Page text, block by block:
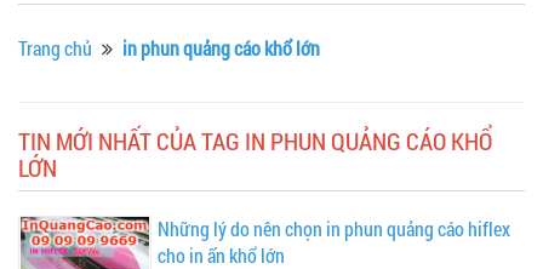
Trang chủ in phun quảng cáo khổ lớn
TIN MỚI NHẤT CỦA TAG IN PHUN QUẢNG CÁO KHỔ
LỚN
Những lý do nên chọn in phun quảng cáo hiflex
cho in ấn khổ lớn